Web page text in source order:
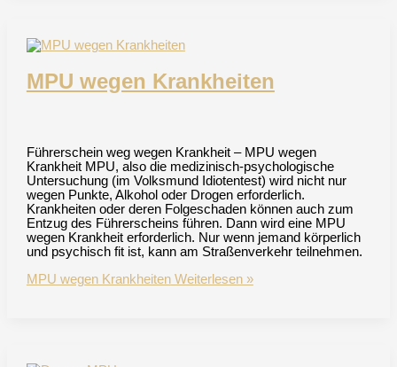
MPU wegen Krankheiten
Führerschein weg wegen Krankheit – MPU wegen
Krankheit MPU, also die medizinisch-psychologische
Untersuchung (im Volksmund Idiotentest) wird nicht nur
wegen Punkte, Alkohol oder Drogen erforderlich.
Krankheiten oder deren Folgeschaden können auch zum
Entzug des Führerscheins führen. Dann wird eine MPU
wegen Krankheit erforderlich. Nur wenn jemand körperlich
und psychisch fit ist, kann am Straßenverkehr teilnehmen.
MPU wegen KrankheitenWeiterlesen »